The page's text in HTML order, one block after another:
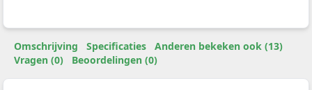
Omschrijving Specificaties
Anderen bekeken ook (13)
Vragen (0)
Beoordelingen (0)